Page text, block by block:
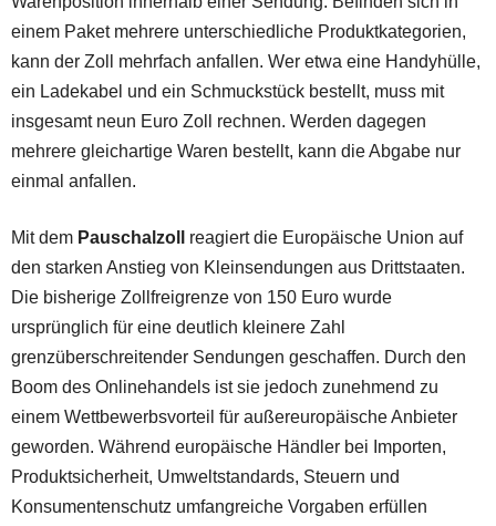
einem Paket mehrere unterschiedliche Produktkategorien,
kann der Zoll mehrfach anfallen. Wer etwa eine Handyhülle,
ein Ladekabel und ein Schmuckstück bestellt, muss mit
insgesamt neun Euro Zoll rechnen. Werden dagegen
mehrere gleichartige Waren bestellt, kann die Abgabe nur
einmal anfallen.
Mit dem Pauschalzoll
reagiert die Europäische Union auf
den starken Anstieg von Kleinsendungen aus Drittstaaten.
Die bisherige Zollfreigrenze von 150 Euro wurde
ursprünglich für eine deutlich kleinere Zahl
grenzüberschreitender Sendungen geschaffen. Durch den
Boom des Onlinehandels ist sie jedoch zunehmend zu
einem Wettbewerbsvorteil für außereuropäische Anbieter
geworden. Während europäische Händler bei Importen,
Produktsicherheit, Umweltstandards, Steuern und
Konsumentenschutz umfangreiche Vorgaben erfüllen